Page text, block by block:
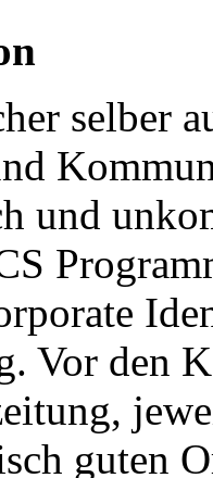
selber
und
Vor den
guten